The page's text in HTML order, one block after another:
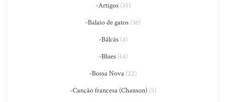
-Artigos(35)
-Balaio de gatos (36)
-Bálcãs(4)
-Blues(14)
-Bossa Nova (22)
-Canção francesa (Chanson)(5)